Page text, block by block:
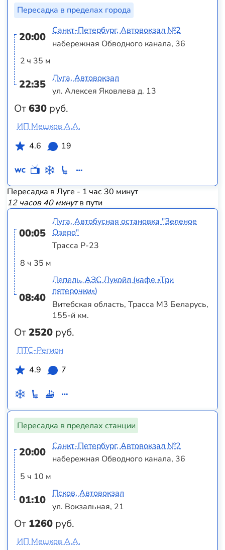
Пересадка в пределах города
20:00
2 ч 35 м
22:35
От630 руб.
Санкт-Петербург, Автовокзал №2
набережная Обводного канала, 36
Луга, Автовокзал
ул. Алексея Яковлева д. 13
ИП Мешков А.А.
4.6
19
Пересадка в Луге - 1 час 30 минут
12 часов 40 минутв пути
00:05
8 ч 35 м
08:40
От2520 руб.
Луга, Автобусная остановка "Зеленое
Озеро"
Трасса Р-23
Лепель, АЗС Лукойл (кафе «Три
пятерочки»)
Витебская область, Трасса M3 Беларусь,
155-й км.
ПТС-Регион
4.9
7
Пересадка в пределах станции
20:00
5 ч 10 м
01:10
От 1260 руб.
Санкт-Петербург, Автовокзал №2
набережная Обводного канала, 36
Псков, Автовокзал
ул. Вокзальная, 21
ИП Мешков А.А.